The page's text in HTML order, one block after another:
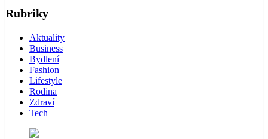
Rubriky
Aktuality
Business
Bydlení
Fashion
Lifestyle
Rodina
Zdraví
Tech